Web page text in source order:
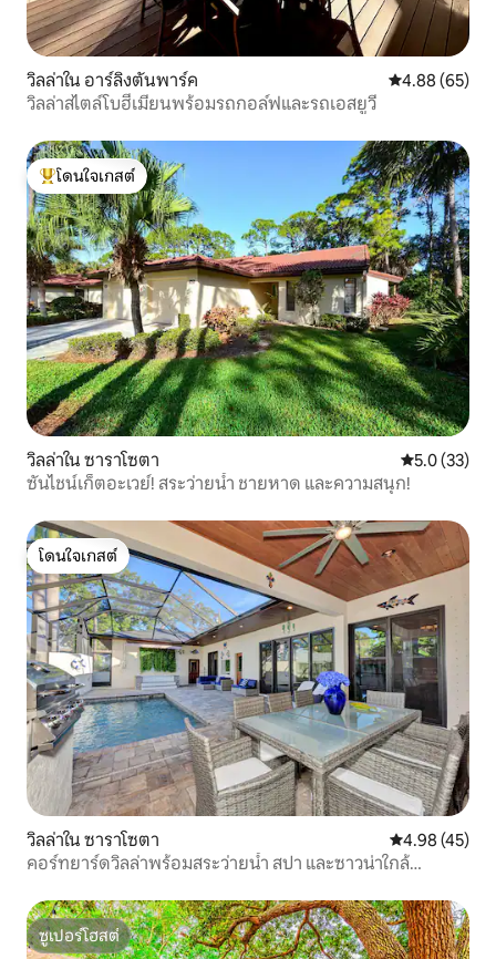
วิลล่าใน อาร์ลิงตันพาร์ค คะแนนเฉลี่ย
4.88 (65)
วิลล่าสไตล์โบฮีเมียนพร้อมรถกอล์ฟและรถเอสยูวี
โดนใจเกสต์ที่สุด
โดนใจเกสต์
วิลล่าใน ซาราโซตา คะแนนเฉลี่ย
5.0 (33)
ซันไชน์เก็ตอะเวย์! สระว่ายน้ำ ชายหาด และความสนุก!
โดนใจเกสต์
โดนใจเกสต์
วิลล่าใน ซาราโซตา คะแนนเฉลี่ย
4.98 (45)
คอร์ทยาร์ดวิลล่าพร้อมสระว่ายน้ำ สปา และซาวน่าใกล้
ซูเปอร์โฮสต์
ซูเปอร์โฮสต์